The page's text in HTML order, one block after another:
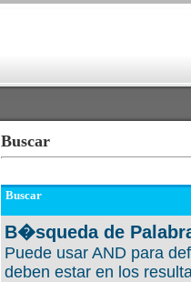
Buscar
Buscar
B�squeda de
Puede usar AND para
deben estar en los